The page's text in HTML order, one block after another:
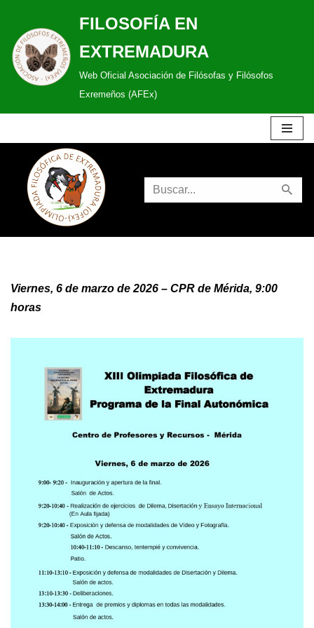
Saltar
al
contenido
FILOSOFÍA EN
EXTREMADURA
Web Oficial Asociación de Filósofas y Filósofos
Exremeños (AFEx)
Viernes, 6 de marzo de 2026 – CPR de Mérida, 9:00
horas